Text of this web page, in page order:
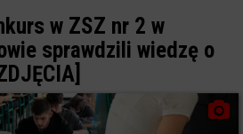
w ZSZ nr 2 w
sprawdzili wiedzę o